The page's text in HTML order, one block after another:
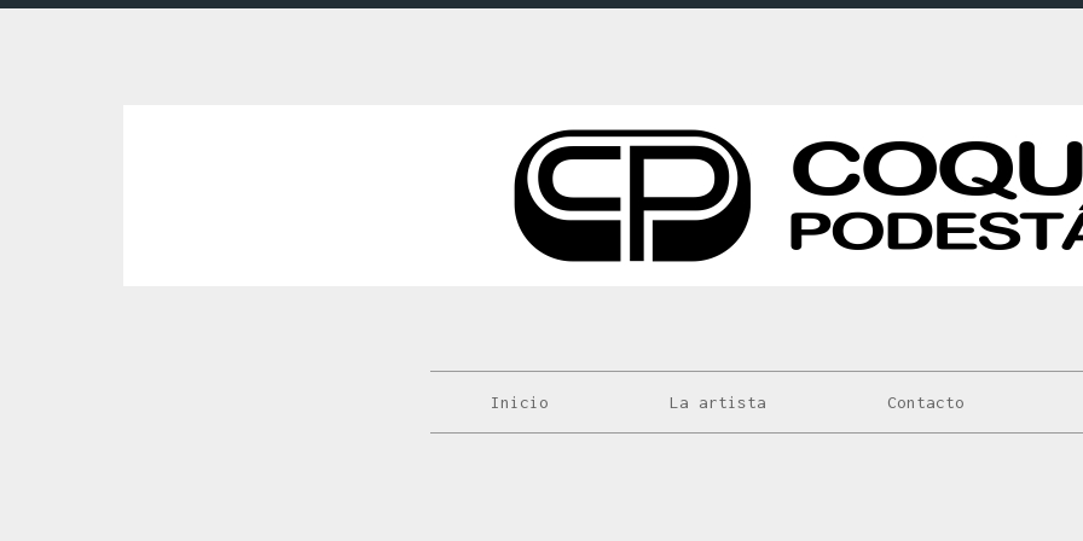
Inicio La artista Contacto